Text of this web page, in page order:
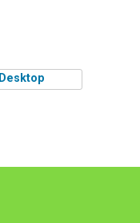
Desktop